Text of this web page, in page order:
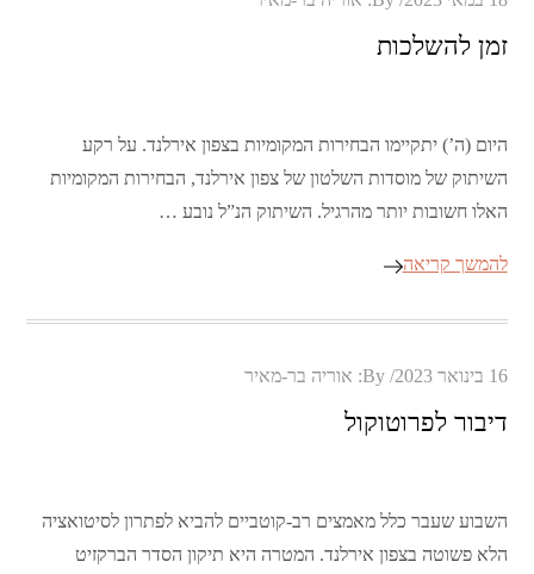
זמן להשלכות
היום (ה’) יתקיימו הבחירות המקומיות בצפון אירלנד. על רקע
השיתוק של מוסדות השלטון של צפון אירלנד, הבחירות המקומיות
האלו חשובות יותר מהרגיל. השיתוק הנ”ל נובע …
להמשך קריאה
Posted
16 בינואר 2023 By: אוריה בר-מאיר
דיבור לפרוטוקול
השבוע שעבר כלל מאמצים רב-קוטביים להביא לפתרון לסיטואציה
הלא פשוטה בצפון אירלנד. המטרה היא תיקון הסדר הברקזיט